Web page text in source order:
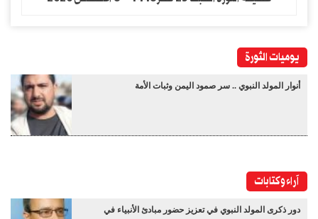
يوميات الثورة
أنوار المولد النبوي .. سر صمود اليمن وثبات الأمة
آراء وكتابات
دور ذكرى المولد النبوي في تعزيز حضور مبادئ الأنبياء في